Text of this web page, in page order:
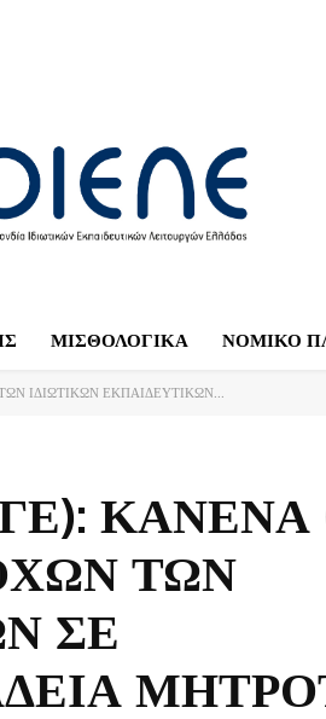
ΜΙΣΘΟΛΟΓΙΚΑ ΝΟΜΙΚΟ
ΙΔΙΩΤΙΚΩΝ ΕΚΠΑΙΔΕΥΤΙΚΩΝ...
ΤΩΝ
ΣΕ